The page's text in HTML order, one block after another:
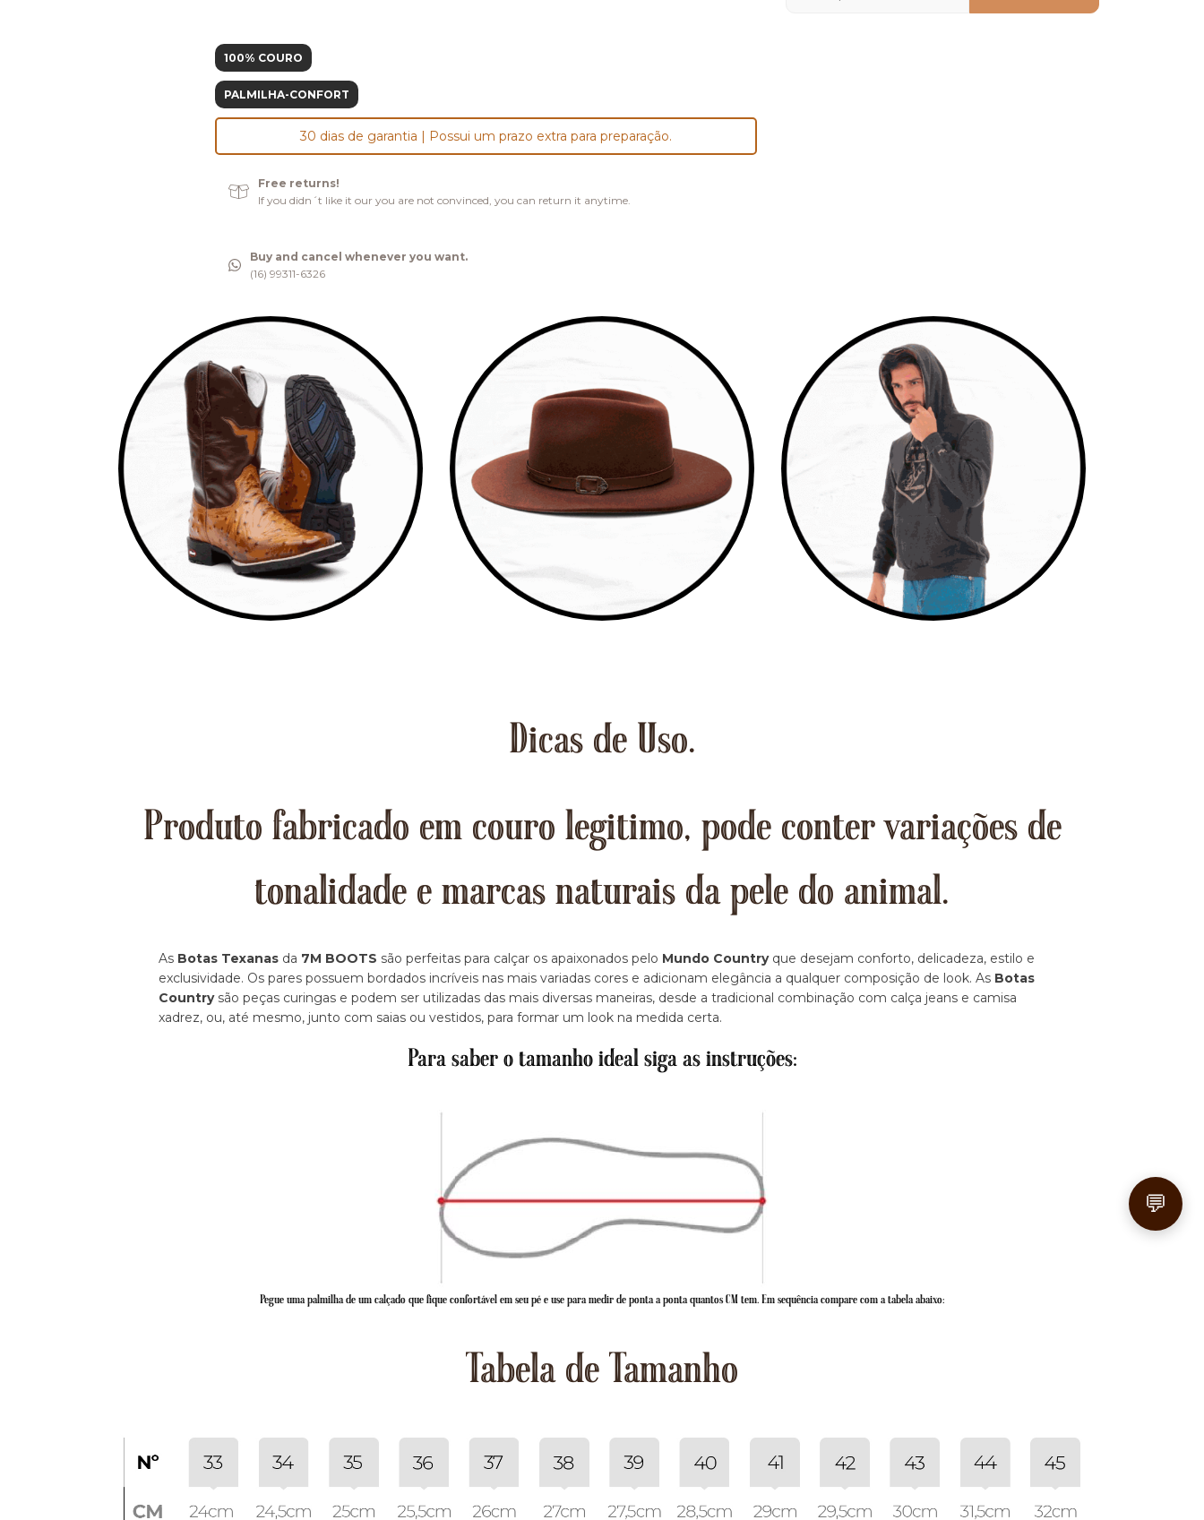
100% COURO
PALMILHA-CONFORT
30 dias de garantia | Possui um prazo extra para preparação.
Free returns!
If you didn´t like it our you are not convinced, you can return it anytime.
Buy and cancel whenever you want.
(16) 99311-6326
Dicas de Uso.
Produto fabricado em couro legitimo, pode conter variações de
tonalidade e marcas naturais da pele do animal.
As Botas Texanas da 7M BOOTS são perfeitas para calçar os apaixonados pelo Mundo Countryque desejam conforto, delicadeza, estilo e
exclusividade. Os pares possuem bordados incríveis nas mais variadas cores e adicionam elegância a qualquer composição de look. As Botas
Countrysão peças curingas e podem ser utilizadas das mais diversas maneiras, desde a tradicional combinação com calça jeans e camisa
xadrez, ou, até mesmo, junto com saias ou vestidos, para formar um look na medida certa.
Para saber o tamanho ideal siga as instruções:
Pegue uma palmilha de um calçado que fique confortável em seu pé e use para medir de ponta a ponta quantos CM tem. Em sequência compare com a tabela abaixo:
Tabela de Tamanho
💬